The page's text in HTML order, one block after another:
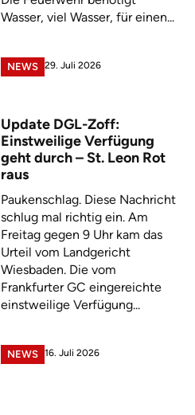
Wasser, viel Wasser, für einen...
NEWS 29. Juli 2026
Update DGL-Zoff:
Einstweilige Verfügung
geht durch – St. Leon Rot
raus
Paukenschlag. Diese Nachricht
schlug mal richtig ein. Am
Freitag gegen 9 Uhr kam das
Urteil vom Landgericht
Wiesbaden. Die vom
Frankfurter GC eingereichte
einstweilige Verfügung...
NEWS 16. Juli 2026